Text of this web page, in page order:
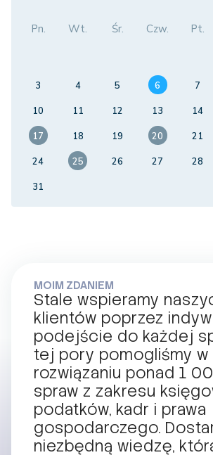
Pn. Wt. Śr. Czw. Pt.
3
4 5 6 7
10
11 12 13 14
17
18 19 20 21
24
25 26 27 28
31
MOIM ZDANIEM
Stale wspieramy
klientów poprzez
podejście do każdej
tej pory pomogliśmy w
rozwiązaniu ponad 1
spraw z zakresu
podatków, kadr i prawa
gospodarczego.
niezbędną wiedzę,